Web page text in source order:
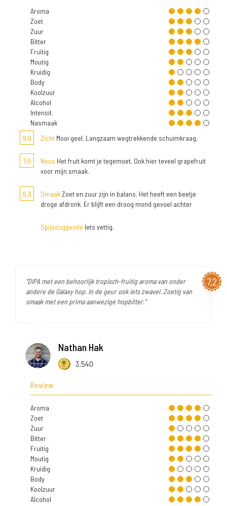
Aroma
Zoet
Zuur
Bitter
Fruitig
Moutig
Kruidig
Body
Koolzuur
Alcohol
Intensit.
Nasmaak
8,0
Zicht Mooi geel. Langzaam wegtrekkende schuimkraag.
7,0 Neus Het fruit komt je tegemoet. Ook hier teveel grapefruit
voor mijn smaak.
6,9 SmaakZoet en zuur zijn in balans. Het heeft een beetje
droge afdronk. Er blijft een droog mond gevoel achter
Spijssuggestie Iets vettig.
7,2
"DIPA met een behoorlijk tropisch-fruitig aroma van onder
andere de Galaxy hop. In de geur ook iets zwavel. Zoetig van
smaak met een prima aanwezige hopbitter."
Nathan Hak
3.540
Review
Aroma
Zoet
Zuur
Bitter
Fruitig
Moutig
Kruidig
Body
Koolzuur
Alcohol